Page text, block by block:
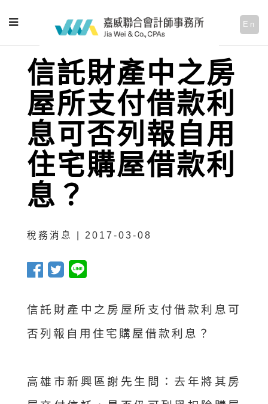
En
信託財產中之房
屋所支付借款利
息可否列報自用
住宅購屋借款利
息？
稅務消息 | 2017-03-08
信託財產中之房屋所支付借款利息可
否列報自用住宅購屋借款利息？
高雄市新興區謝先生問：去年將其房